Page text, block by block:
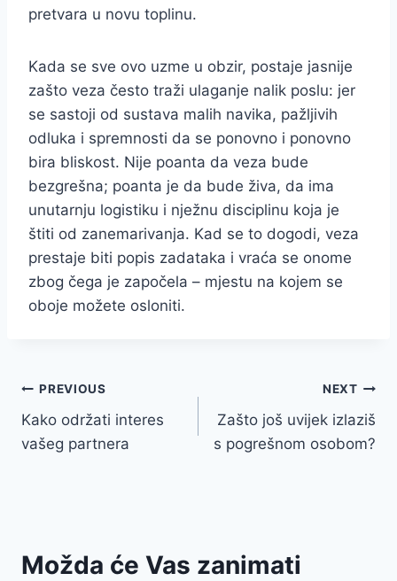
pretvara u novu toplinu.
Kada se sve ovo uzme u obzir, postaje jasnije
zašto veza često traži ulaganje nalik poslu: jer
se sastoji od sustava malih navika, pažljivih
odluka i spremnosti da se ponovno i ponovno
bira bliskost. Nije poanta da veza bude
bezgrešna; poanta je da bude živa, da ima
unutarnju logistiku i nježnu disciplinu koja je
štiti od zanemarivanja. Kad se to dogodi, veza
prestaje biti popis zadataka i vraća se onome
zbog čega je započela – mjestu na kojem se
oboje možete osloniti.
Post
navigation
PREVIOUS
Kako održati interes
vašeg partnera
NEXT
Zašto još uvijek izlaziš
s pogrešnom osobom?
Možda će Vas zanimati